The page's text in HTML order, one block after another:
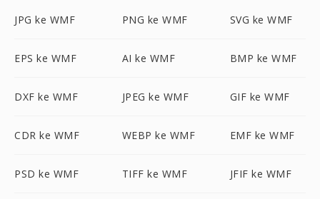
JPG ke WMF PNG ke WMF SVG ke WMF
EPS ke WMF AI ke WMF BMP ke WMF
DXF ke WMF JPEG ke WMF GIF ke WMF
CDR ke WMF WEBP ke WMF EMF ke WMF
PSD ke WMF TIFF ke WMF JFIF ke WMF